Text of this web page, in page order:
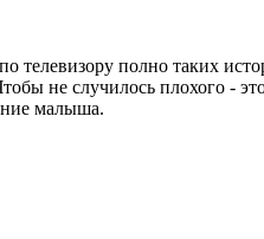
телевизору полно таких
не случилось плохого -
малыша.